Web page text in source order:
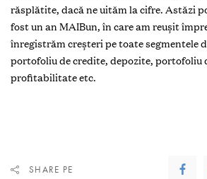
răsplătite, dacă ne uităm la cifre. Astăzi
fost un an MAIBun, în care am reuşit
înregistrăm creşteri pe toate segmentele
portofoliu de credite, depozite, portofoliu
profitabilitate etc.
SHARE PE